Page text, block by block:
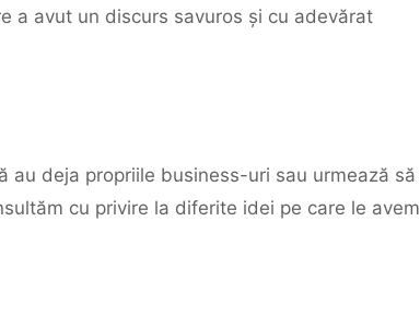
a avut un discurs savuros și cu adevărat
au deja propriile business-uri sau urmează să
cu privire la diferite idei pe care le avem